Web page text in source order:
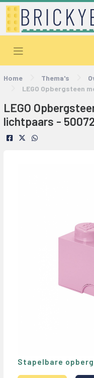
Home Thema's
LEGO Opbergsteen
LEGO
lichtpaars -
Stapelbare